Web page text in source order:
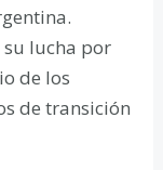
lucha por
de los
de transición